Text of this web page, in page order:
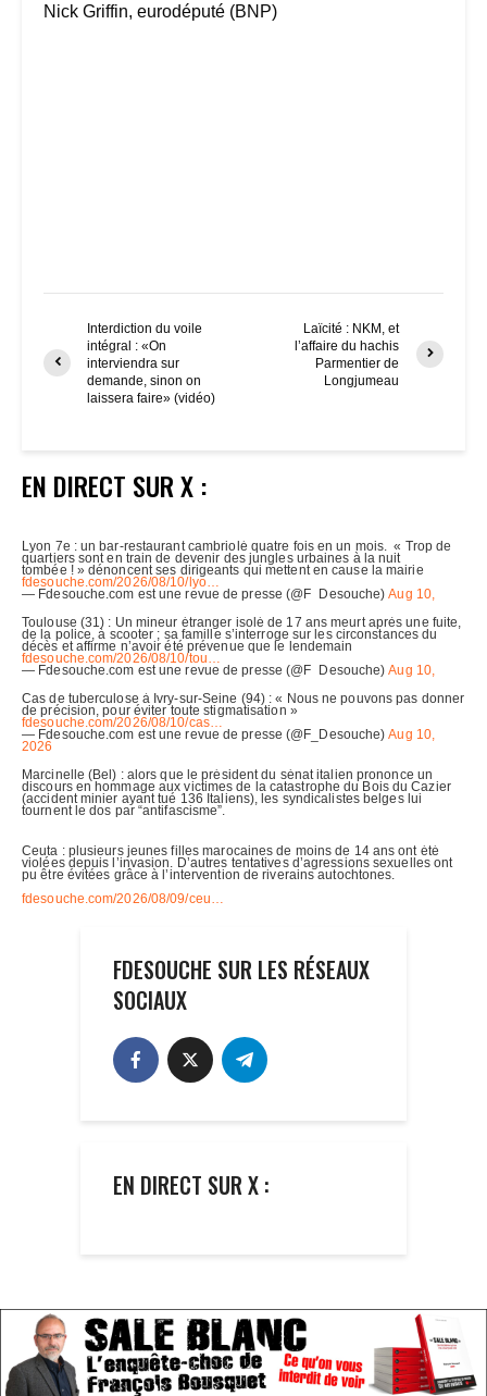
Nick Griffin, eurodéputé (BNP)
Interdiction du voile
intégral : «On
interviendra sur
demande, sinon on
laissera faire» (vidéo)
Laïcité : NKM, et
l’affaire du hachis
Parmentier de
Longjumeau
EN DIRECT SUR X :
FDESOUCHE SUR LES RÉSEAUX
SOCIAUX
EN DIRECT SUR X :